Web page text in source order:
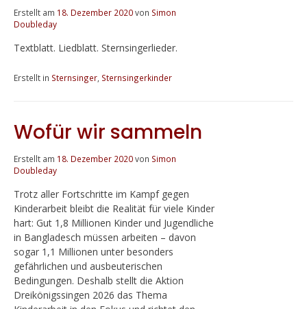
Erstellt am 18. Dezember 2020von Simon
Doubleday
Textblatt. Liedblatt. Sternsingerlieder.
Erstellt in Sternsinger Sternsingerkinder
Wofür wir sammeln
Erstellt am 18. Dezember 2020von Simon
Doubleday
Trotz aller Fortschritte im Kampf gegen
Kinderarbeit bleibt die Realität für viele Kinder
hart: Gut 1,8 Millionen Kinder und Jugendliche
in Bangladesch müssen arbeiten – davon
sogar 1,1 Millionen unter besonders
gefährlichen und ausbeuterischen
Bedingungen. Deshalb stellt die Aktion
Dreikönigssingen 2026 das Thema